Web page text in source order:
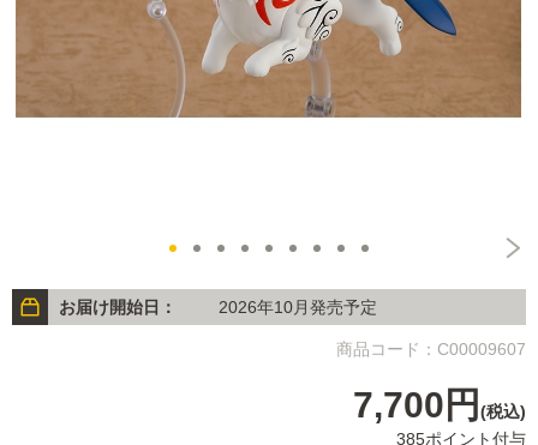
お届け開始日： 2026年10月発売予定
商品コード：C00009607
7,700円 (税込)
385ポイント付与